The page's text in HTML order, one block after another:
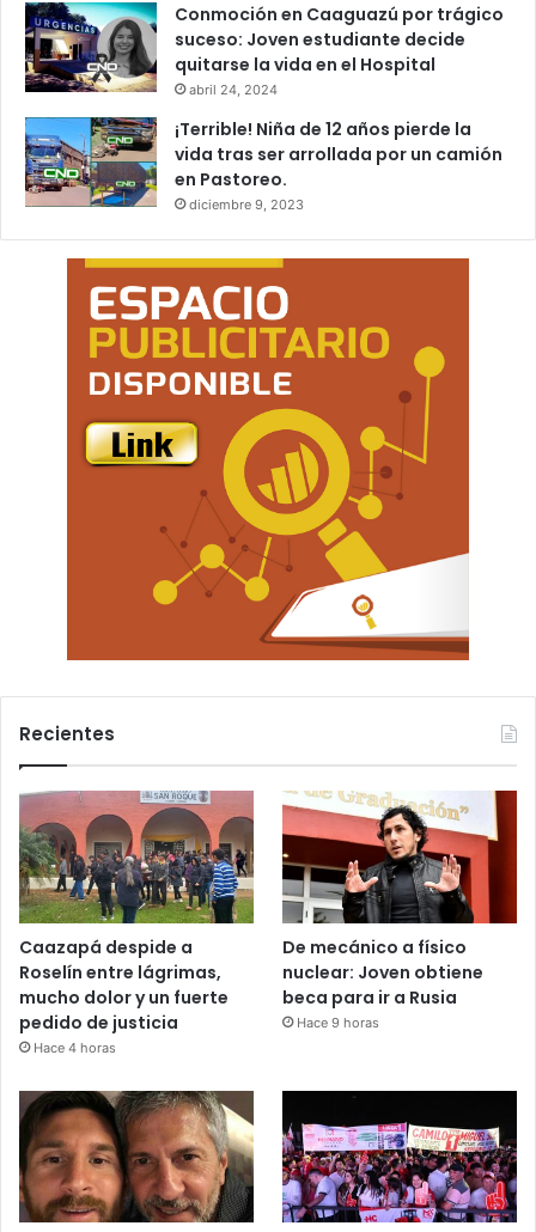
Conmoción en Caaguazú por trágico
suceso: Joven estudiante decide
quitarse la vida en el Hospital
abril 24, 2024
¡Terrible! Niña de 12 años pierde la
vida tras ser arrollada por un camión
en Pastoreo.
diciembre 9, 2023
Recientes
Caazapá despide a
Roselín entre lágrimas,
mucho dolor y un fuerte
pedido de justicia
Hace 4 horas
De mecánico a físico
nuclear: Joven obtiene
beca para ir a Rusia
Hace 9 horas